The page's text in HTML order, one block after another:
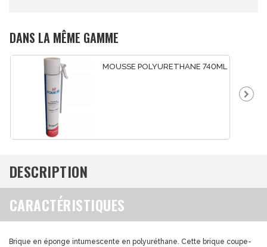
DANS LA MÊME GAMME
MOUSSE POLYURETHANE 740ML
DESCRIPTION
CARACTÉRISTIQUES
Brique en éponge intumescente en polyuréthane. Cette brique coupe-